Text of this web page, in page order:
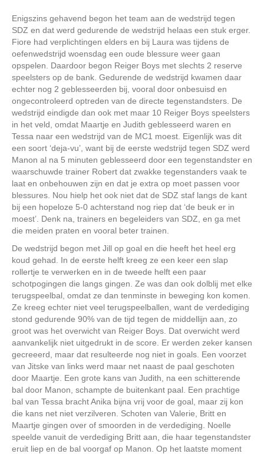
Enigszins gehavend begon het team aan de wedstrijd tegen
SDZ en dat werd gedurende de wedstrijd helaas een stuk erger.
Fiore had verplichtingen elders en bij Laura was tijdens de
oefenwedstrijd woensdag een oude blessure weer gaan
opspelen. Daardoor begon Reiger Boys met slechts 2 reserve
speelsters op de bank. Gedurende de wedstrijd kwamen daar
echter nog 2 geblesseerden bij, vooral door onbesuisd en
ongecontroleerd optreden van de directe tegenstandsters. De
wedstrijd eindigde dan ook met maar 10 Reiger Boys speelsters
in het veld, omdat Maartje en Judith geblesseerd waren en
Tessa naar een wedstrijd van de MC1 moest. Eigenlijk was dit
een soort ‘deja-vu’, want bij de eerste wedstrijd tegen SDZ werd
Manon al na 5 minuten geblesseerd door een tegenstandster en
waarschuwde trainer Robert dat zwakke tegenstanders vaak te
laat en onbehouwen zijn en dat je extra op moet passen voor
blessures. Nou hielp het ook niet dat de SDZ staf langs de kant
bij een hopeloze 5-0 achterstand nog riep dat ‘de beuk er in
moest’. Denk na, trainers en begeleiders van SDZ, en ga met
die meiden praten en vooral beter trainen.
De wedstrijd begon met Jill op goal en die heeft het heel erg
koud gehad. In de eerste helft kreeg ze een keer een slap
rollertje te verwerken en in de tweede helft een paar
schotpogingen die langs gingen. Ze was dan ook dolblij met elke
terugspeelbal, omdat ze dan tenminste in beweging kon komen.
Ze kreeg echter niet veel terugspeelballen, want de verdediging
stond gedurende 90% van de tijd tegen de middellijn aan, zo
groot was het overwicht van Reiger Boys. Dat overwicht werd
aanvankelijk niet uitgedrukt in de score. Er werden zeker kansen
gecreeerd, maar dat resulteerde nog niet in goals. Een voorzet
van Jitske van links werd maar net naast de paal geschoten
door Maartje. Een grote kans van Judith, na een schitterende
bal door Manon, schampte de buitenkant paal. Een prachtige
bal van Tessa bracht Anika bijna vrij voor de goal, maar zij kon
die kans net niet verzilveren. Schoten van Valerie, Britt en
Maartje gingen over of smoorden in de verdediging. Noelle
speelde vanuit de verdediging Britt aan, die haar tegenstandster
eruit liep en de bal voorgaf op Manon. Op het laatste moment